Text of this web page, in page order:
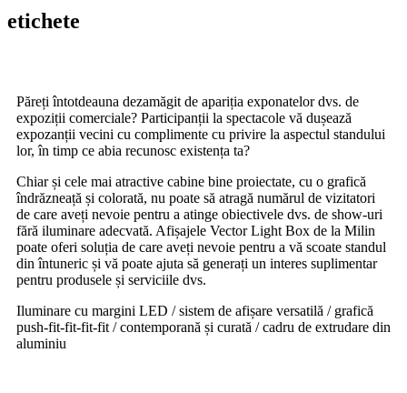
etichete
Păreți întotdeauna dezamăgit de apariția exponatelor dvs. de
expoziții comerciale? Participanții la spectacole vă dușează
expozanții vecini cu complimente cu privire la aspectul standului
lor, în timp ce abia recunosc existența ta?
Chiar și cele mai atractive cabine bine proiectate, cu o grafică
îndrăzneață și colorată, nu poate să atragă numărul de vizitatori
de care aveți nevoie pentru a atinge obiectivele dvs. de show-uri
fără iluminare adecvată. Afișajele Vector Light Box de la Milin
poate oferi soluția de care aveți nevoie pentru a vă scoate standul
din întuneric și vă poate ajuta să generați un interes suplimentar
pentru produsele și serviciile dvs.
Iluminare cu margini LED / sistem de afișare versatilă / grafică
push-fit-fit-fit-fit / contemporană și curată / cadru de extrudare din
aluminiu